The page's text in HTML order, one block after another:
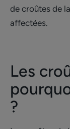
de croûtes de
affectées.
Les
?